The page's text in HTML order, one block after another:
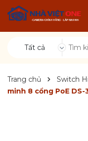
Tất cả
Trang chủ Switch
minh 8 cổng PoE DS-